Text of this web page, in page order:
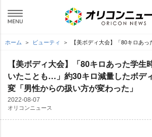
ホーム ビューティ 【美ボディ大会】「80キロあ
【美ボディ大会】「80キロあった学生
いたことも…」約30キロ減量したボデ
変「男性からの扱い方が変わった」
2022-08-07
オリコンニュース